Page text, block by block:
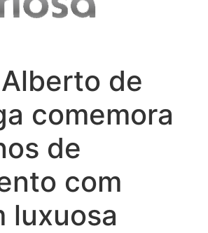
de
comemora
de
com
luxuosa